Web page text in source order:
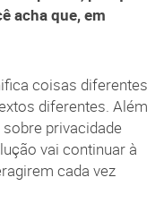
acha que, em
coisas diferentes
diferentes. Além
privacidade
vai continuar à
cada vez